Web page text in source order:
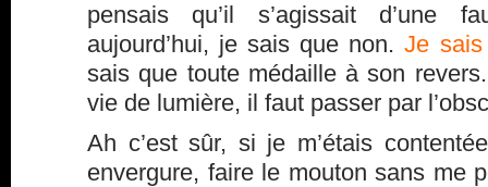
pensais qu’il s’agissait d’une
aujourd’hui, je sais que non.Je sais
sais que toute médaille à son
vie de lumière, il faut passer par
Ah c’est sûr, si je m’étais
envergure, faire le mouton sans me